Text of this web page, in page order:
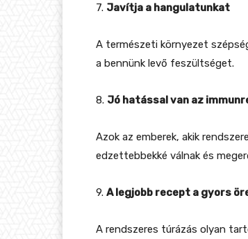
7. Javítja a hangulatunkat
A természeti környezet
a bennünk levő feszültséget.
8. Jó hatással van az
Azok az emberek, akik
edzettebbekké válnak és
9. A legjobb recept a gyors
A rendszeres túrázás olyan